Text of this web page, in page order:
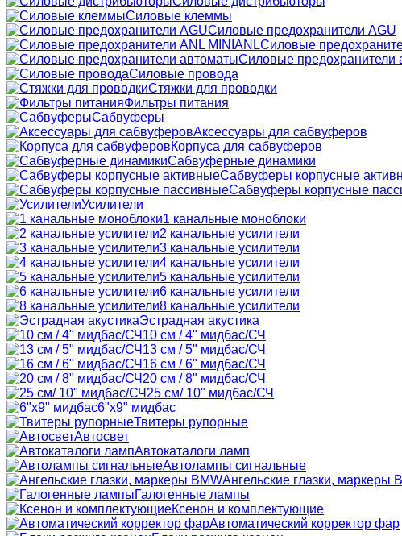
Силовые клеммы
Силовые предохранители AGU
Силовые
Силовые предохранители
Силовые провода
Стяжки для проводки
Фильтры питания
Сабвуферы
Аксессуары для сабвуферов
Корпуса для сабвуферов
Сабвуферные динамики
Сабвуферы корпусные
Сабвуферы корпусные
Усилители
1 канальные моноблоки
2 канальные усилители
3 канальные усилители
4 канальные усилители
5 канальные усилители
6 канальные усилители
8 канальные усилители
Эстрадная акустика
10 см / 4" мидбас/СЧ
13 см / 5" мидбас/СЧ
16 см / 6" мидбас/СЧ
20 см / 8" мидбас/СЧ
25 см/ 10" мидбас/СЧ
6"x9" мидбас
Твитеры рупорные
Автосвет
Автокаталоги ламп
Автолампы сигнальные
Ангельские глазки, маркеры
Галогенные лампы
Ксенон и комплектующие
Автоматический корректор фар